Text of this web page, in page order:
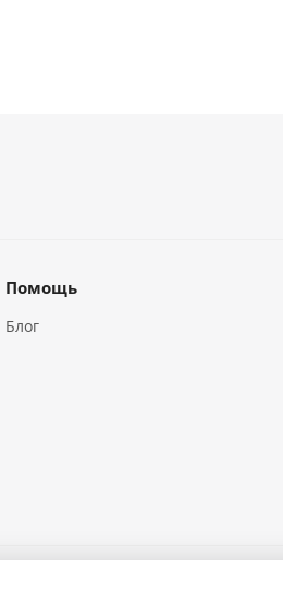
Помощь
Блог